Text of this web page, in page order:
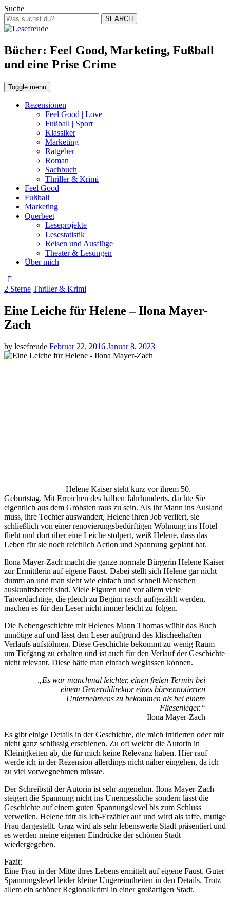
Suche
SEARCH
Bücher: Feel Good, Marketing, Fußball
und eine Prise Crime
Toggle menu
Rezensionen
Feel Good | Love
Fußball | Sport
Klassiker
Marketing
Ratgeber
Roman
Sachbuch
Thriller & Krimi
Feel Good
Fußball
Marketing
Querbeet
Leseprojekte
Lesestatistik
Reisen und Ausflüge
Theater & Lesungen
Über mich
Categories
2 Sterne Thriller & Krimi
Eine Leiche für Helene – Ilona Mayer-
Zach
by lesefreude Posted
on
Februar 22, 2016 Januar 8, 2023
Helene Kaiser steht kurz vor ihrem 50.
Geburtstag. Mit Erreichen des halben Jahrhunderts, dachte Sie
eigentlich aus dem Gröbsten raus zu sein. Als ihr Mann ins Ausland
muss, ihre Tochter auswandert, Helene ihren Job verliert, sie
schließlich von einer renovierungsbedürftigen Wohnung ins Hotel
flieht und dort über eine Leiche stolpert, weiß Helene, dass das
Leben für sie noch reichlich Action und Spannung geplant hat.
Ilona Mayer-Zach macht die ganze normale Bürgerin Helene Kaiser
zur Ermittlerin auf eigene Faust. Dabei stellt sich Helene gar nicht
dumm an und man sieht wie einfach und schnell Menschen
auskunftsbereit sind. Viele Figuren und vor allem viele
Tatverdächtige, die gleich zu Beginn rasch aufgezählt werden,
machen es für den Leser nicht immer leicht zu folgen.
Die Nebengeschichte mit Helenes Mann Thomas wühlt das Buch
unnötige auf und lässt den Leser aufgrund des klischeehaften
Verlaufs aufstöhnen. Diese Geschichte bekommt zu wenig Raum
um Tiefgang zu erhalten und ist auch für den Verlauf der Geschichte
nicht relevant. Diese hätte man einfach weglassen können.
„Es war manchmal leichter, einen freien Termin bei
einem Generaldirektor eines börsennotierten
Unternehmens zu bekommen als bei einem
Fliesenleger.“
Ilona Mayer-Zach
Es gibt einige Details in der Geschichte, die mich irritierten oder mir
nicht ganz schlüssig erschienen. Zu oft weicht die Autorin in
Kleinigkeiten ab, die für mich keine Relevanz haben. Hier rauf
werde ich in der Rezension allerdings nicht näher eingehen, da ich
zu viel vorwegnehmen müsste.
Der Schreibstil der Autorin ist sehr angenehm. Ilona Mayer-Zach
steigert die Spannung nicht ins Unermessliche sondern lässt die
Geschichte auf einem guten Spannungslevel bis zum Schluss
verweilen. Helene tritt als Ich-Erzähler auf und wird als taffe, mutige
Frau dargestellt. Graz wird als sehr lebenswerte Stadt präsentiert und
es werden meine eigenen Eindrücke der schönen Stadt
wiedergegeben.
Fazit:
Eine Frau in der Mitte ihres Lebens ermittelt auf eigene Faust. Guter
Spannungslevel leider kleine Ungereimtheiten in den Details. Trotz
allem ein schöner Regionalkrimi in einer großartigen Stadt.